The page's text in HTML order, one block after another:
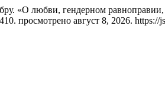
«О любви, гендерном
просмотрено август 8, 2026. https://